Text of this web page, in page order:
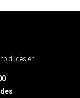
dudes en